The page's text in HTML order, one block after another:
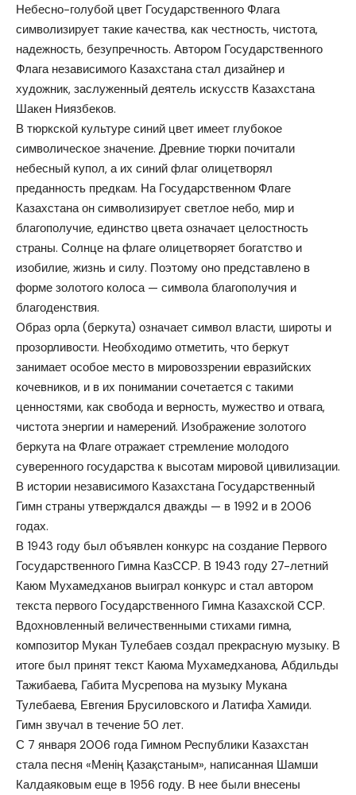
Небесно-голубой цвет Государственного Флага
символизирует такие качества, как честность, чистота,
надежность, безупречность. Автором Государственного
Флага независимого Казахстана стал дизайнер и
художник, заслуженный деятель искусств Казахстана
Шакен Ниязбеков.
В тюркской культуре синий цвет имеет глубокое
символическое значение. Древние тюрки почитали
небесный купол, а их синий флаг олицетворял
преданность предкам. На Государственном Флаге
Казахстана он символизирует светлое небо, мир и
благополучие, единство цвета означает целостность
страны. Солнце на флаге олицетворяет богатство и
изобилие, жизнь и силу. Поэтому оно представлено в
форме золотого колоса — символа благополучия и
благоденствия.
Образ орла (беркута) означает символ власти, широты и
прозорливости. Необходимо отметить, что беркут
занимает особое место в мировоззрении евразийских
кочевников, и в их понимании сочетается с такими
ценностями, как свобода и верность, мужество и отвага,
чистота энергии и намерений. Изображение золотого
беркута на Флаге отражает стремление молодого
суверенного государства к высотам мировой цивилизации.
В истории независимого Казахстана Государственный
Гимн страны утверждался дважды — в 1992 и в 2006
годах.
В 1943 году был объявлен конкурс на создание Первого
Государственного Гимна КазССР. В 1943 году 27-летний
Каюм Мухамедханов выиграл конкурс и стал автором
текста первого Государственного Гимна Казахской ССР.
Вдохновленный величественными стихами гимна,
композитор Мукан Тулебаев создал прекрасную музыку. В
итоге был принят текст Каюма Мухамедханова, Абдильды
Тажибаева, Габита Мусрепова на музыку Мукана
Тулебаева, Евгения Брусиловского и Латифа Хамиди.
Гимн звучал в течение 50 лет.
С 7 января 2006 года Гимном Республики Казахстан
стала песня «Менің Қазақстаным», написанная Шамши
Калдаяковым еще в 1956 году. В нее были внесены